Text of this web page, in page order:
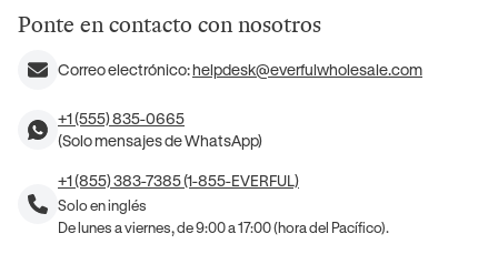
Ponte en contacto con nosotros
Correo electrónico:helpdesk@everfulwholesale.com
+1 (555) 835-0665
(Solo mensajes de WhatsApp)
+1 (855) 383-7385 (1-855-EVERFUL)
Solo en inglés
De lunes a viernes, de 9:00 a 17:00 (hora del Pacífico).